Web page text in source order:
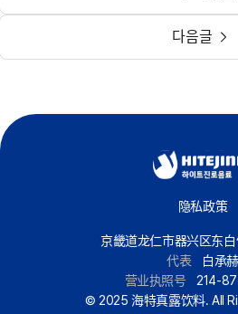
다음글
隐私政策
京畿道龙仁市器兴区东白
代表
白承赫
营业执照号
214-
© 2025 海特真露饮料. All